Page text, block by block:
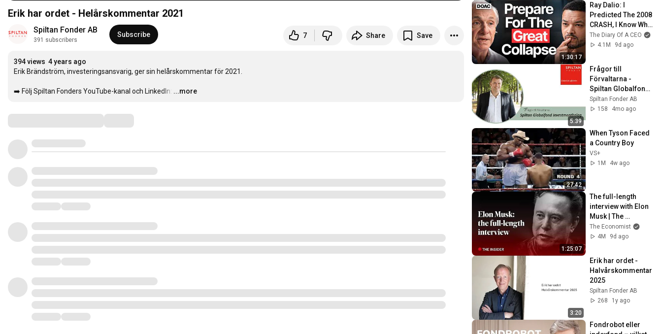
Erik har ordet - Helårskommentar 2021
Spiltan Fonder AB
391 subscribers
Subscribe 7 Share Save
394 views 4 years ago
Erik Brändström, investeringsansvarig, ger sin helårskommentar för 2021.
➡️ Följ Spiltan Fonders YouTube-kanal och LinkedIn: …
...more
1:30:17
Ray Dalio: I
Predicted The 2008
CRASH, I Know What
Comes Next!
The Diary Of A CEO
4.1M
9d ago
5:39
Frågor till
Förvaltarna -
Spiltan Globalfond
Investmentbolag
Spiltan Fonder AB
158
4mo ago
27:42
When Tyson Faced
a Country Boy
VS+
1M
4w ago
1:25:07
The full-length
interview with Elon
Musk | The
Economist
The Economist
4M
9d ago
3:20
Erik har ordet -
Halvårskommentar
2025
Spiltan Fonder AB
268
1y ago
Fondrobot eller